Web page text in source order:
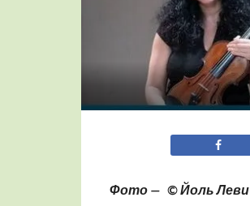
Фото — © Йоль Леви